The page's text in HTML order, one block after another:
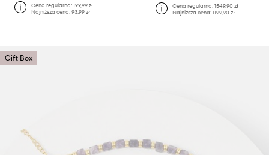
Cena regularna:199,99 zł
Najniższa cena:93,99 zł
Cena regularna: 1549,90 zł
Najniższa cena: 1199,90 zł
Gift Box